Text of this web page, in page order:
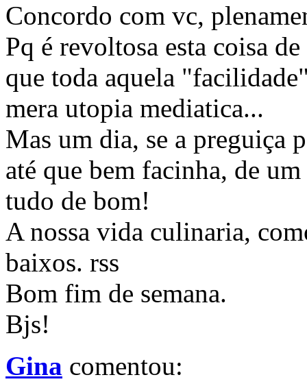
Concordo com vc,
Pq é revoltosa esta coisa
que toda aquela
mera utopia mediatica...
Mas um dia, se a preguiça
até que bem facinha, de
tudo de bom!
A nossa vida culinaria,
baixos. rss
Bom fim de semana.
Bjs!
Gina comentou: